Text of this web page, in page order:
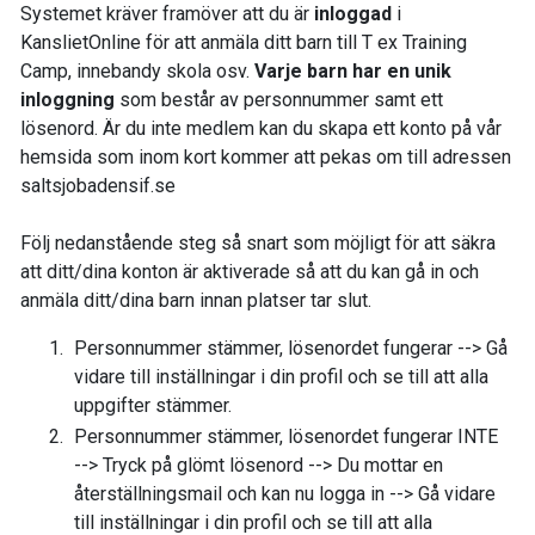
Systemet kräver framöver att du är inloggad i
KanslietOnline för att anmäla ditt barn till T ex Training
Camp, innebandy skola osv. Varje barn har en unik
inloggning som består av personnummer samt ett
lösenord. Är du inte medlem kan du skapa ett konto på vår
hemsida som inom kort kommer att pekas om till adressen
saltsjobadensif.se
Följ nedanstående steg så snart som möjligt för att säkra
att ditt/dina konton är aktiverade så att du kan gå in och
anmäla ditt/dina barn innan platser tar slut.
Personnummer stämmer, lösenordet fungerar --> Gå
vidare till inställningar i din profil och se till att alla
uppgifter stämmer.
Personnummer stämmer, lösenordet fungerar INTE
--> Tryck på glömt lösenord --> Du mottar en
återställningsmail och kan nu logga in --> Gå vidare
till inställningar i din profil och se till att alla